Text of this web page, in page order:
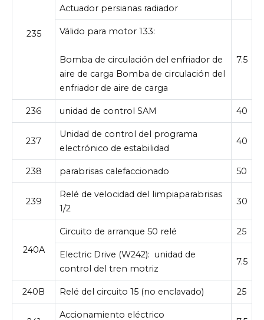
235
Actuador persianas radiador
Válido para motor 133:
Bomba de circulación del enfriador de
aire de carga Bomba de circulación del
enfriador de aire de carga
7.5
236 unidad de control SAM 40
237
Unidad de control del programa
electrónico de estabilidad
40
238 parabrisas calefaccionado 50
239
Relé de velocidad del limpiaparabrisas
1/2
30
240A
Circuito de arranque 50 relé 25
Electric Drive (W242): unidad de
control del tren motriz
7.5
240B Relé del circuito 15 (no enclavado) 25
Accionamiento eléctrico